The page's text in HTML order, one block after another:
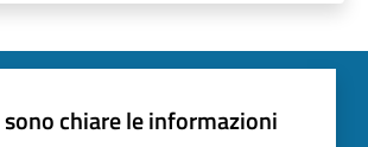
chiare le informazioni